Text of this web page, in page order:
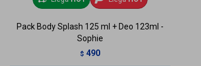
Pack Body Splash 125 ml + Deo 123ml -
Sophie
$ 490